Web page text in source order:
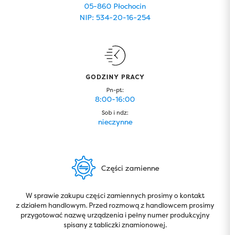
05-860 Płochocin
NIP: 534-20-16-254
GODZINY PRACY
Pn-pt:
8:00-16:00
Sob i ndz:
nieczynne
Części zamienne
W sprawie zakupu części zamiennych prosimy o kontakt
z działem handlowym. Przed rozmową z handlowcem prosimy
przygotować nazwę urządzenia i pełny numer produkcyjny
spisany z tabliczki znamionowej.